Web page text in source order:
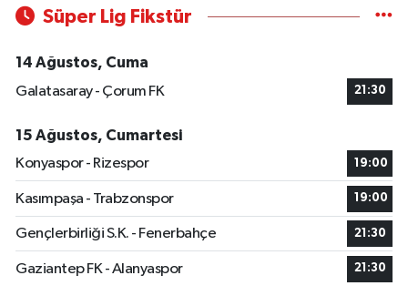
Süper Lig Fikstür
14 Ağustos, Cuma
Galatasaray - Çorum FK
21:30
15 Ağustos, Cumartesi
Konyaspor - Rizespor
19:00
Kasımpaşa - Trabzonspor 19:00
Gençlerbirliği S.K. - Fenerbahçe 21:30
Gaziantep FK - Alanyaspor 21:30